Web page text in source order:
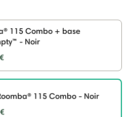
115 Combo + base
- Noir
115 Combo - Noir